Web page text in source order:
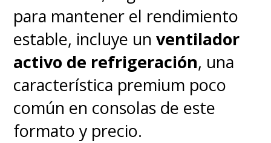
para mantener el rendimiento
estable, incluye unventilador
activo de refrigeración, una
característica premium poco
común en consolas de este
formato y precio.